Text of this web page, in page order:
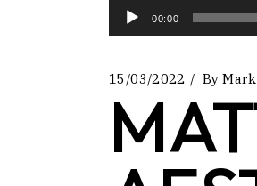
Audio
Player
00:00
15/03/2022 By